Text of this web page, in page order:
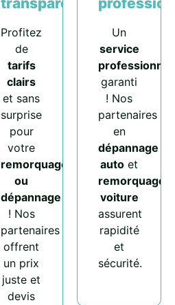
Profitez
de
tarifs
clairs
et sans
surprise
pour
votre
remorquage
ou
dépannage
! Nos
partenaires
offrent
un prix
juste et
devis
Un
service
professionnel
garanti
! Nos
partenaires
en
dépannage
auto et
remorquage
voiture
assurent
rapidité
et
sécurité.